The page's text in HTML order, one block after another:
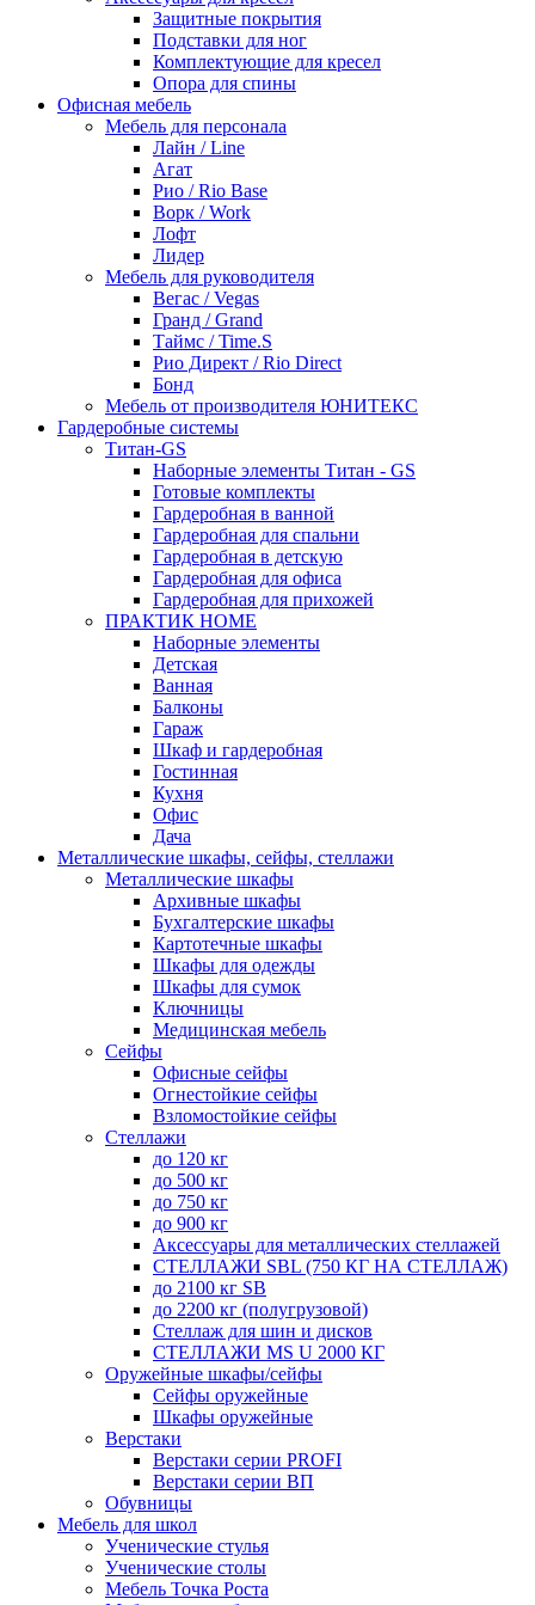
Защитные покрытия
Подставки для ног
Комплектующие для кресел
Опора для спины
Офисная мебель
Мебель для персонала
Лайн / Line
Агат
Рио / Rio Base
Ворк / Work
Лофт
Лидер
Мебель для руководителя
Вегас / Vegas
Гранд / Grand
Таймс / Time.S
Рио Директ / Rio Direct
Бонд
Мебель от производителя ЮНИТЕКС
Гардеробные системы
Титан-GS
Наборные элементы Титан - GS
Готовые комплекты
Гардеробная в ванной
Гардеробная для спальни
Гардеробная в детскую
Гардеробная для офиса
Гардеробная для прихожей
ПРАКТИК HOME
Наборные элементы
Детская
Ванная
Балконы
Гараж
Шкаф и гардеробная
Гостинная
Кухня
Офис
Дача
Металлические шкафы, сейфы, стеллажи
Металлические шкафы
Архивные шкафы
Бухгалтерские шкафы
Картотечные шкафы
Шкафы для одежды
Шкафы для сумок
Ключницы
Медицинская мебель
Сейфы
Офисные сейфы
Огнестойкие сейфы
Взломостойкие сейфы
Стеллажи
до 120 кг
до 500 кг
до 750 кг
до 900 кг
Аксессуары для металлических стеллажей
СТЕЛЛАЖИ SBL (750 КГ НА СТЕЛЛАЖ)
до 2100 кг SB
до 2200 кг (полугрузовой)
Стеллаж для шин и дисков
СТЕЛЛАЖИ MS U 2000 КГ
Оружейные шкафы/сейфы
Сейфы оружейные
Шкафы оружейные
Верстаки
Верстаки серии PROFI
Верстаки серии ВП
Обувницы
Мебель для школ
Ученические стулья
Ученические столы
Мебель Точка Роста